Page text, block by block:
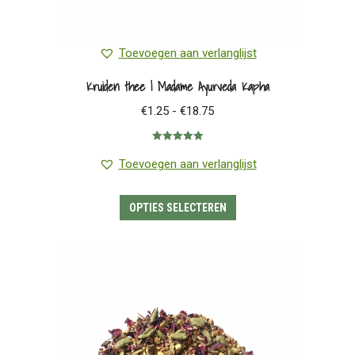
Toevoegen aan verlanglijst
Kruiden thee | Madame Ayurveda Kapha
€1.25 - €18.75Prijsklasse:
€18.75
5.00 uit 5
Toevoegen aan verlanglijst
OPTIES SELECTEREN